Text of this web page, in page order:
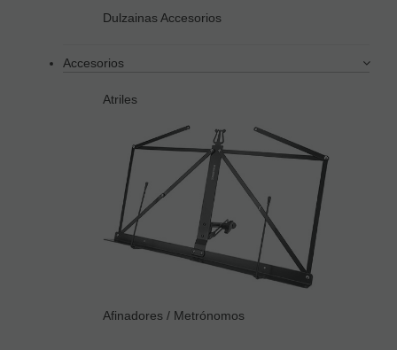
Dulzainas Accesorios
Accesorios
Atriles
Afinadores / Metrónomos